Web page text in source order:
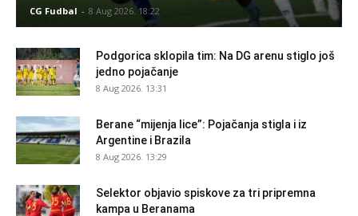
CG Fudbal - 8 Aug 2026. 18:22
Podgorica sklopila tim: Na DG arenu stiglo još
jedno pojačanje
8 Aug 2026. 13:31
Berane “mijenja lice”: Pojačanja stigla i iz
Argentine i Brazila
8 Aug 2026. 13:29
Selektor objavio spiskove za tri pripremna
kampa u Beranama